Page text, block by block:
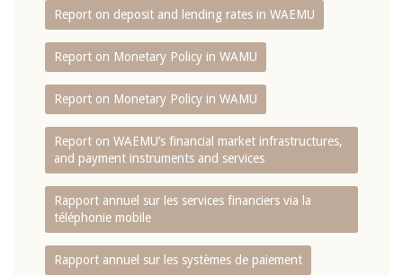
Report on deposit and lending rates in WAEMU
Report on Monetary Policy in WAMU
Report on Monetary Policy in WAMU
Report on WAEMU’s financial market infrastructures,
and payment instruments and services
Rapport annuel sur les services financiers via la
téléphonie mobile
Rapport annuel sur les systèmes de paiement